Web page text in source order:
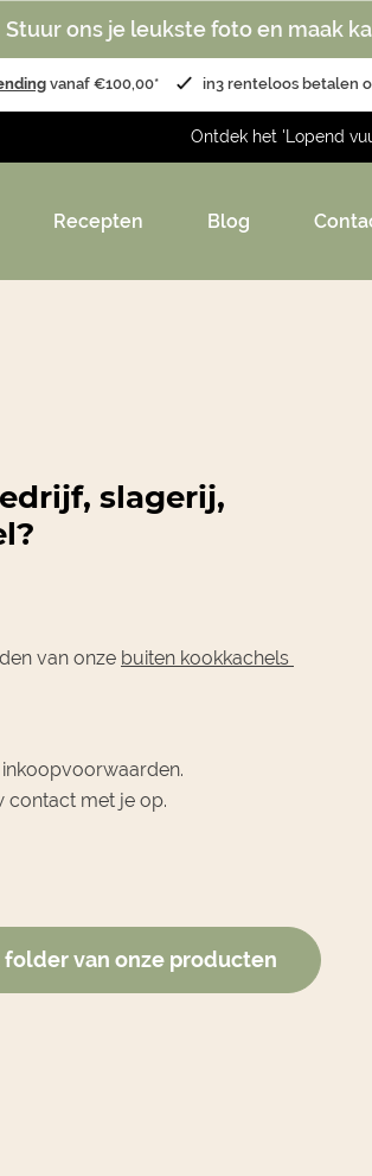
Stuur ons je leukste foto en maak
vanaf €100,00* in3 renteloos betalen
Ontdek het 'Lopend
Recepten Blog
slagerij,
van onze buiten kookkachels
contact met je op.
van onze producten